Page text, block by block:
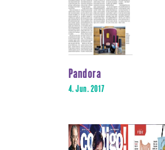
Pandora
4. Jun. 2017